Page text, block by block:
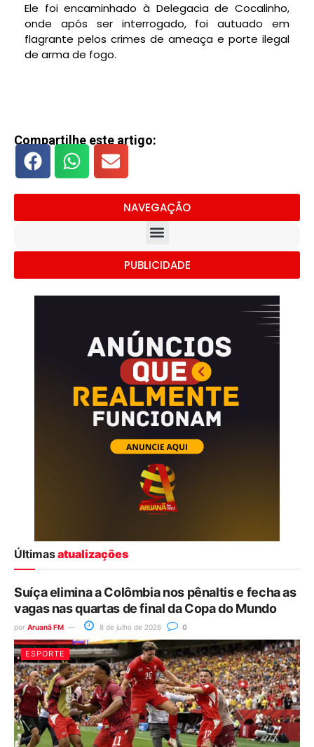
Ele foi encaminhado à Delegacia de Cocalinho,
onde após ser interrogado, foi autuado em
flagrante pelos crimes de ameaça e porte ilegal
de arma de fogo.
Compartilhe este artigo:
NAVEGAÇÃO
PUBLICIDADE
Últimasatualizações
Suíça elimina a Colômbia nos pênaltis e fecha as
vagas nas quartas de final da Copa do Mundo
por Aruanã FM 8 de julho de 2026 0
ESPORTE